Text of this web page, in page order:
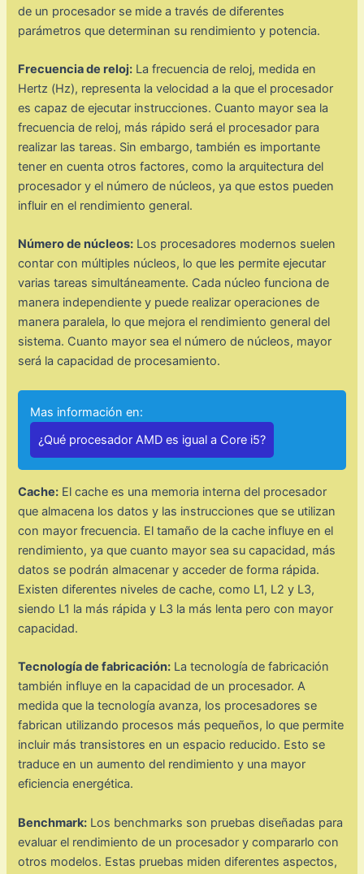
de un procesador se mide a través de diferentes
parámetros que determinan su rendimiento y potencia.
Frecuencia de reloj: La frecuencia de reloj, medida en
Hertz (Hz), representa la velocidad a la que el procesador
es capaz de ejecutar instrucciones. Cuanto mayor sea la
frecuencia de reloj, más rápido será el procesador para
realizar las tareas. Sin embargo, también es importante
tener en cuenta otros factores, como la arquitectura del
procesador y el número de núcleos, ya que estos pueden
influir en el rendimiento general.
Número de núcleos: Los procesadores modernos suelen
contar con múltiples núcleos, lo que les permite ejecutar
varias tareas simultáneamente. Cada núcleo funciona de
manera independiente y puede realizar operaciones de
manera paralela, lo que mejora el rendimiento general del
sistema. Cuanto mayor sea el número de núcleos, mayor
será la capacidad de procesamiento.
Mas información en:
¿Qué procesador AMD es igual a Core i5?
Cache: El cache es una memoria interna del procesador
que almacena los datos y las instrucciones que se utilizan
con mayor frecuencia. El tamaño de la cache influye en el
rendimiento, ya que cuanto mayor sea su capacidad, más
datos se podrán almacenar y acceder de forma rápida.
Existen diferentes niveles de cache, como L1, L2 y L3,
siendo L1 la más rápida y L3 la más lenta pero con mayor
capacidad.
Tecnología de fabricación: La tecnología de fabricación
también influye en la capacidad de un procesador. A
medida que la tecnología avanza, los procesadores se
fabrican utilizando procesos más pequeños, lo que permite
incluir más transistores en un espacio reducido. Esto se
traduce en un aumento del rendimiento y una mayor
eficiencia energética.
Benchmark: Los benchmarks son pruebas diseñadas para
evaluar el rendimiento de un procesador y compararlo con
otros modelos. Estas pruebas miden diferentes aspectos,